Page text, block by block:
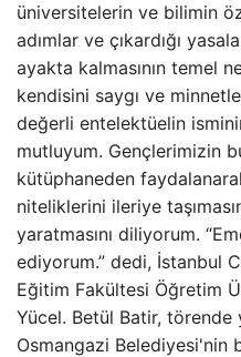
üniversitelerin ve bilimin
adımlar ve çıkardığı
ayakta kalmasının temel
kendisini saygı ve
değerli entelektüelin
mutluyum. Gençlerimizin
kütüphaneden
niteliklerini ileriye
yaratmasını diliyorum.
ediyorum.” dedi, İstanbul
Eğitim Fakültesi Öğretim
Yücel. Betül Batir, törende
Osmangazi Belediyesi'nin